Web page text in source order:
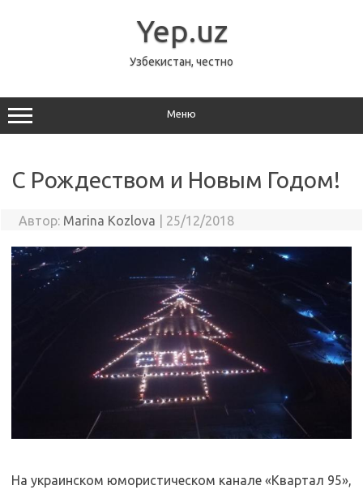
Yep.uz
Узбекистан, честно
Меню
С Рождеством и Новым Годом!
Автор: Marina Kozlova 25/12/2018
На украинском юмористическом канале «Квартал 95»,